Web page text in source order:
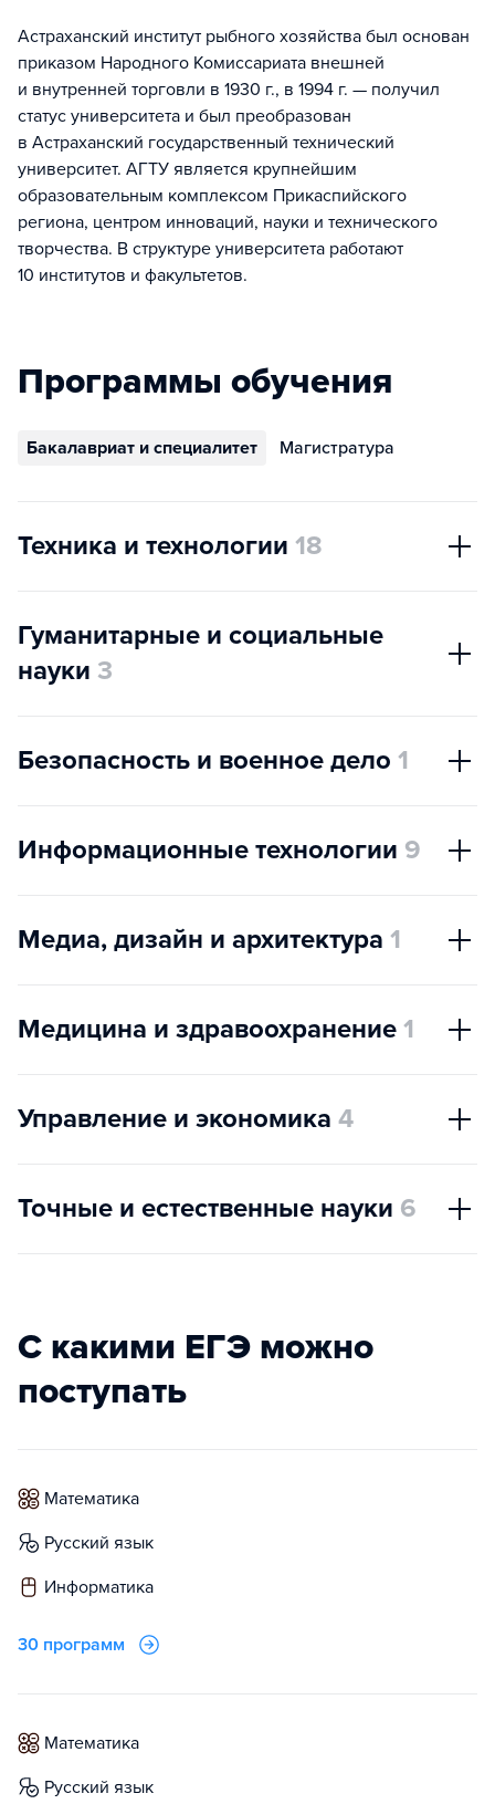
Астраханский институт рыбного хозяйства был основан
приказом Народного Комиссариата внешней
и внутренней торговли в 1930 г., в 1994 г. — получил
статус университета и был преобразован
в Астраханский государственный технический
университет. АГТУ является крупнейшим
образовательным комплексом Прикаспийского
региона, центром инноваций, науки и технического
творчества. В структуре университета работают
10 институтов и факультетов.
Программы обучения
Бакалавриат и специалитет Магистратура
Техника и технологии 18
Гуманитарные и социальные
науки 3
Безопасность и военное дело 1
Информационные технологии 9
Медиа, дизайн и архитектура 1
Медицина и здравоохранение 1
Управление и экономика 4
Точные и естественные науки 6
С какими ЕГЭ можно
поступать
математика
русский язык
информатика
30 программ
математика
русский язык